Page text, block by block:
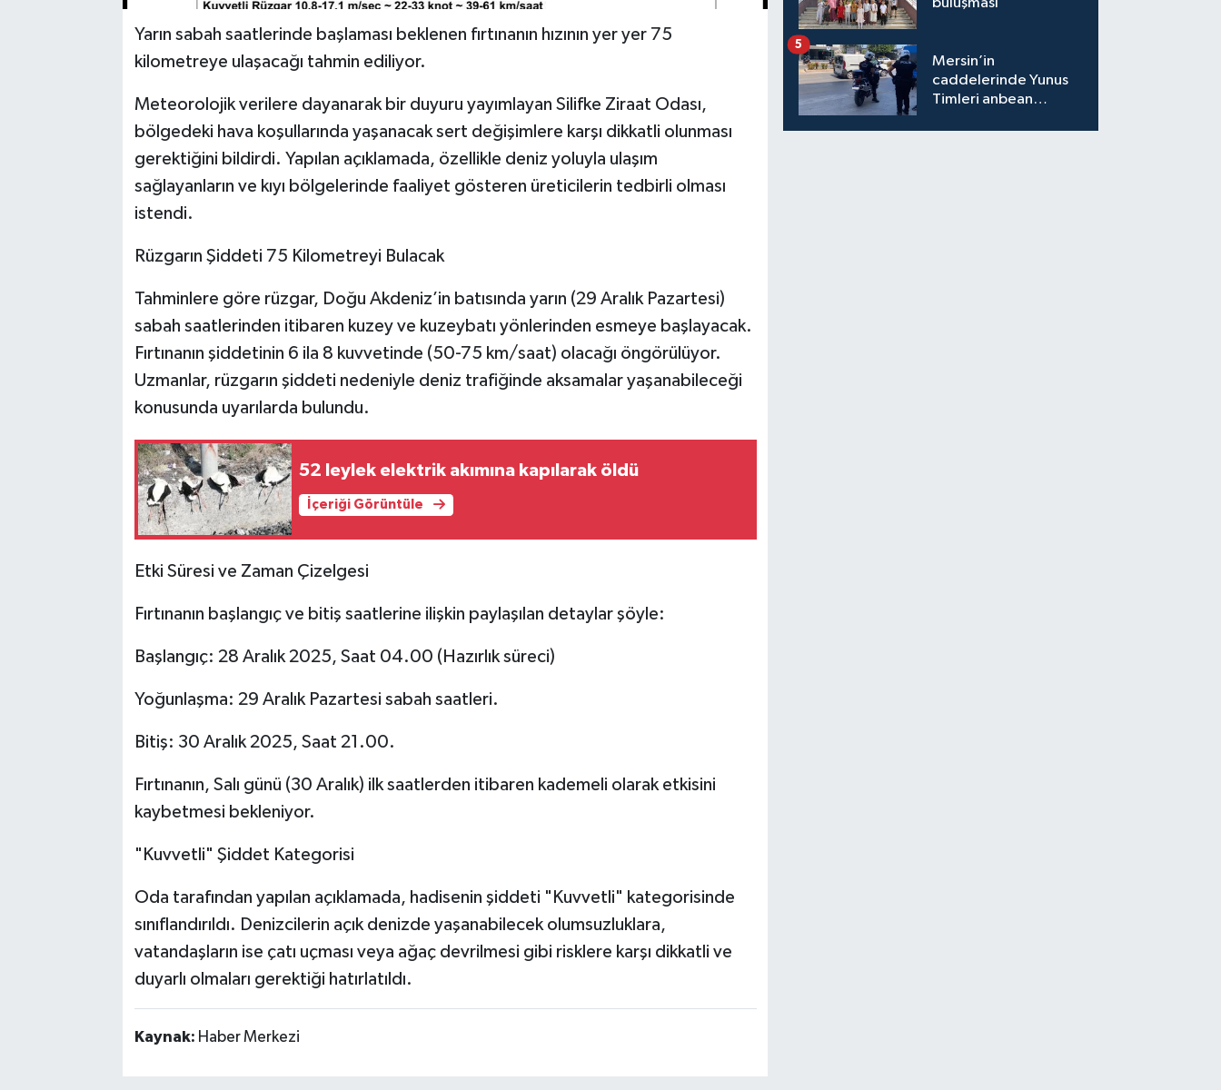
Yarın sabah saatlerinde başlaması beklenen fırtınanın hızının yer yer 75
kilometreye ulaşacağı tahmin ediliyor.
Meteorolojik verilere dayanarak bir duyuru yayımlayan Silifke Ziraat Odası,
bölgedeki hava koşullarında yaşanacak sert değişimlere karşı dikkatli olunması
gerektiğini bildirdi. Yapılan açıklamada, özellikle deniz yoluyla ulaşım
sağlayanların ve kıyı bölgelerinde faaliyet gösteren üreticilerin tedbirli olması
istendi.
Rüzgarın Şiddeti 75 Kilometreyi Bulacak
Tahminlere göre rüzgar, Doğu Akdeniz’in batısında yarın (29 Aralık Pazartesi)
sabah saatlerinden itibaren kuzey ve kuzeybatı yönlerinden esmeye başlayacak.
Fırtınanın şiddetinin 6 ila 8 kuvvetinde (50-75 km/saat) olacağı öngörülüyor.
Uzmanlar, rüzgarın şiddeti nedeniyle deniz trafiğinde aksamalar yaşanabileceği
konusunda uyarılarda bulundu.
52 leylek elektrik akımına kapılarak öldü
İçeriği Görüntüle
Etki Süresi ve Zaman Çizelgesi
Fırtınanın başlangıç ve bitiş saatlerine ilişkin paylaşılan detaylar şöyle:
Başlangıç: 28 Aralık 2025, Saat 04.00 (Hazırlık süreci)
Yoğunlaşma: 29 Aralık Pazartesi sabah saatleri.
Bitiş: 30 Aralık 2025, Saat 21.00.
Fırtınanın, Salı günü (30 Aralık) ilk saatlerden itibaren kademeli olarak etkisini
kaybetmesi bekleniyor.
"Kuvvetli" Şiddet Kategorisi
Oda tarafından yapılan açıklamada, hadisenin şiddeti "Kuvvetli" kategorisinde
sınıflandırıldı. Denizcilerin açık denizde yaşanabilecek olumsuzluklara,
vatandaşların ise çatı uçması veya ağaç devrilmesi gibi risklere karşı dikkatli ve
duyarlı olmaları gerektiği hatırlatıldı.
Kaynak: Haber Merkezi
buluşması
Mersin’in
caddelerinde Yunus
Timleri anbean
5